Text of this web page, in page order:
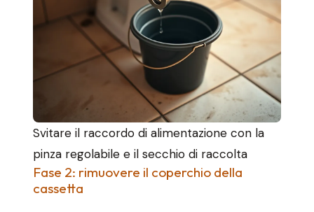
Svitare il raccordo di alimentazione con la
pinza regolabile e il secchio di raccolta
Fase 2: rimuovere il coperchio della
cassetta